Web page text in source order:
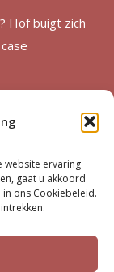
website ervaring
gaat u akkoord
ons Cookiebeleid.
Hof buigt zich
Duncan
tuchtrechter om